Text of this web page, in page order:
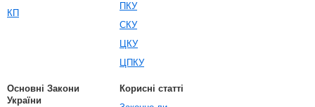
КП
ПКУ
СКУ
ЦКУ
ЦПКУ
Основні Закони
України
Корисні статті